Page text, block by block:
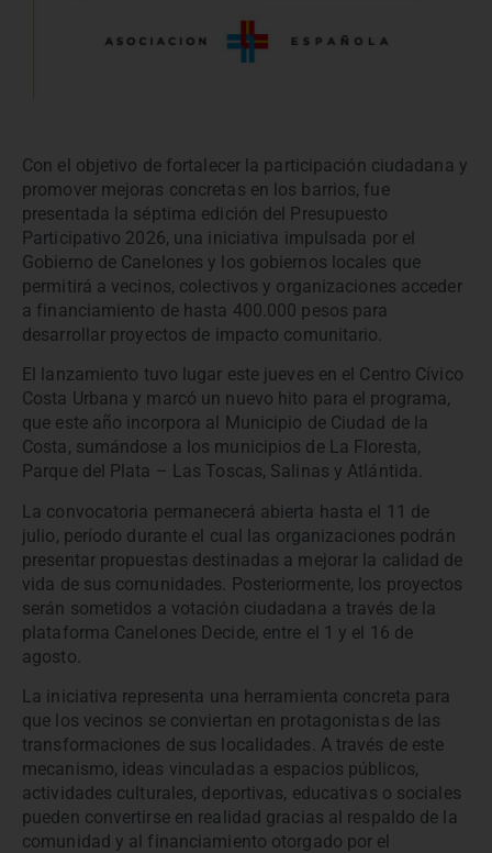
Con el objetivo de fortalecer la participación ciudadana y
promover mejoras concretas en los barrios, fue
presentada la séptima edición del Presupuesto
Participativo 2026, una iniciativa impulsada por el
Gobierno de Canelones y los gobiernos locales que
permitirá a vecinos, colectivos y organizaciones acceder
a financiamiento de hasta 400.000 pesos para
desarrollar proyectos de impacto comunitario.
El lanzamiento tuvo lugar este jueves en el Centro Cívico
Costa Urbana y marcó un nuevo hito para el programa,
que este año incorpora al Municipio de Ciudad de la
Costa, sumándose a los municipios de La Floresta,
Parque del Plata – Las Toscas, Salinas y Atlántida.
La convocatoria permanecerá abierta hasta el 11 de
julio, período durante el cual las organizaciones podrán
presentar propuestas destinadas a mejorar la calidad de
vida de sus comunidades. Posteriormente, los proyectos
serán sometidos a votación ciudadana a través de la
plataforma Canelones Decide, entre el 1 y el 16 de
agosto.
La iniciativa representa una herramienta concreta para
que los vecinos se conviertan en protagonistas de las
transformaciones de sus localidades. A través de este
mecanismo, ideas vinculadas a espacios públicos,
actividades culturales, deportivas, educativas o sociales
pueden convertirse en realidad gracias al respaldo de la
comunidad y al financiamiento otorgado por el